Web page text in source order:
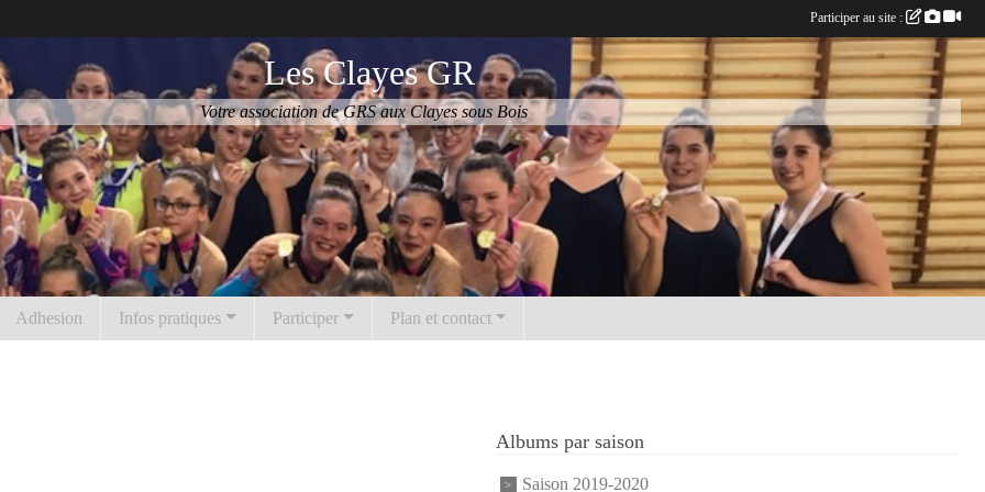
Les Clayes GR
Votre association de GRS aux Clayes sous Bois
Adhesion Infos pratiques Participer Plan et contact
Albums par saison
Saison 2019-2020
Participer au site :